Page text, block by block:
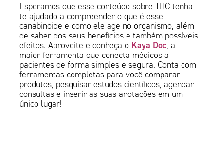
Esperamos que esse conteúdo sobre THC tenha
te ajudado a compreender o que é esse
canabinoide e como ele age no organismo, além
de saber dos seus benefícios e também possíveis
efeitos. Aproveite e conheça o Kaya Doc, a
maior ferramenta que conecta médicos a
pacientes de forma simples e segura. Conta com
ferramentas completas para você comparar
produtos, pesquisar estudos científicos, agendar
consultas e inserir as suas anotações em um
único lugar!